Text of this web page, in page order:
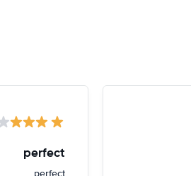
perfect
perfect